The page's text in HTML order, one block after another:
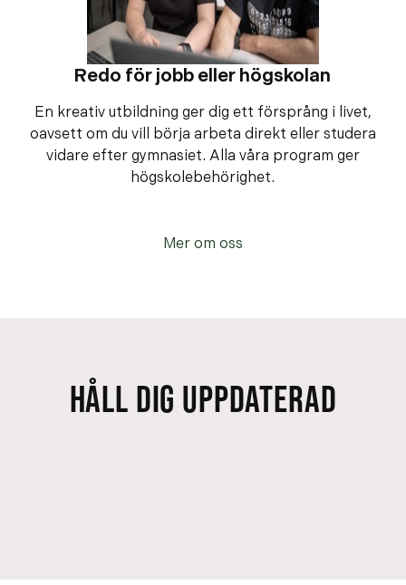
Redo för jobb eller högskolan
En kreativ utbildning ger dig ett försprång i livet,
oavsett om du vill börja arbeta direkt eller studera
vidare efter gymnasiet. Alla våra program ger
högskolebehörighet.
Mer om oss
HÅLL DIG UPPDATERAD